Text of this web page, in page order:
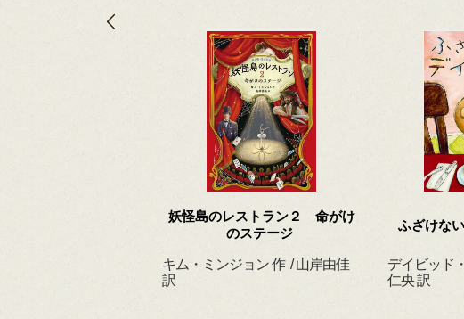
妖怪島のレストラン２ 命がけ
のステージ
キム・ミンジョン 作 / 山岸由佳
訳
ふざけな
デイビッド
仁央 訳